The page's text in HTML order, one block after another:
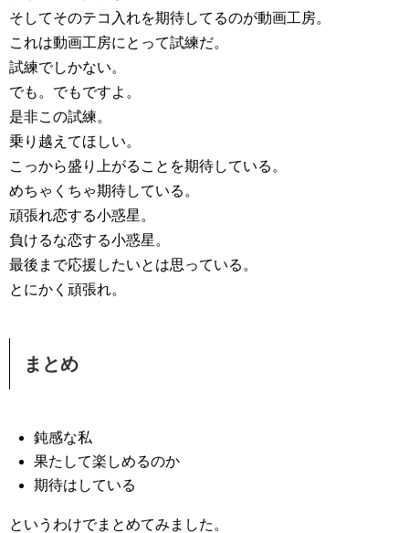
そしてそのテコ入れを期待してるのが動画工房。
これは動画工房にとって試練だ。
試練でしかない。
でも。でもですよ。
是非この試練。
乗り越えてほしい。
こっから盛り上がることを期待している。
めちゃくちゃ期待している。
頑張れ恋する小惑星。
負けるな恋する小惑星。
最後まで応援したいとは思っている。
とにかく頑張れ。
まとめ
鈍感な私
果たして楽しめるのか
期待はしている
というわけでまとめてみました。